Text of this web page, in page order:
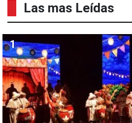
Las mas Leídas